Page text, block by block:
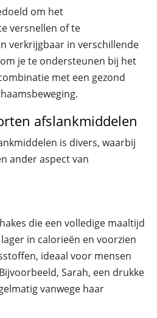
om het
versnellen of te
verkrijgbaar in verschillende
je te ondersteunen bij het
met een gezond
afslankmiddelen
is divers, waarbij
ander aspect van
die een volledige maaltijd
in calorieën en voorzien
ideaal voor mensen
Sarah, een drukke
vanwege haar